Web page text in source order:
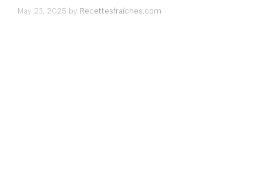
May 23, 2025 by Recettesfraîches.com